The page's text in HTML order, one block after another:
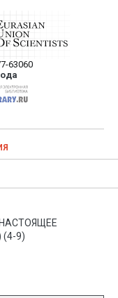
—
в
журнале
63060
научных статей в
9)